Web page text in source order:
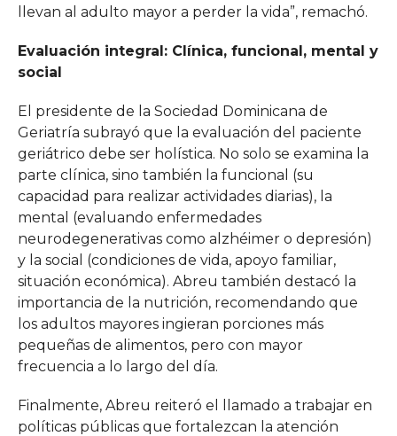
llevan al adulto mayor a perder la vida”, remachó.
Evaluación integral: Clínica, funcional, mental y
social
El presidente de la Sociedad Dominicana de
Geriatría subrayó que la evaluación del paciente
geriátrico debe ser holística. No solo se examina la
parte clínica, sino también la funcional (su
capacidad para realizar actividades diarias), la
mental (evaluando enfermedades
neurodegenerativas como alzhéimer o depresión)
y la social (condiciones de vida, apoyo familiar,
situación económica). Abreu también destacó la
importancia de la nutrición, recomendando que
los adultos mayores ingieran porciones más
pequeñas de alimentos, pero con mayor
frecuencia a lo largo del día.
Finalmente, Abreu reiteró el llamado a trabajar en
políticas públicas que fortalezcan la atención